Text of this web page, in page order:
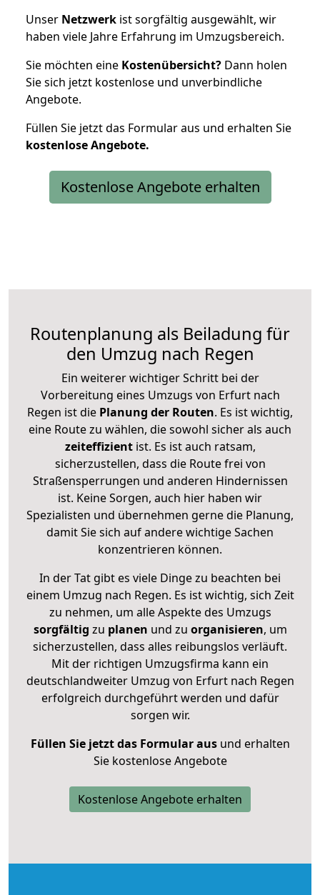
Unser Netzwerk ist sorgfältig ausgewählt, wir
haben viele Jahre Erfahrung im Umzugsbereich.
Sie möchten eine Kostenübersicht? Dann holen
Sie sich jetzt kostenlose und unverbindliche
Angebote.
Füllen Sie jetzt das Formular aus und erhalten Sie
kostenloseAngebote.
Kostenlose Angebote erhalten
Routenplanung als Beiladung für
den Umzug nach Regen
Ein weiterer wichtiger Schritt bei der
Vorbereitung eines Umzugs von Erfurt nach
Regen ist die Planung der Routen. Es ist wichtig,
eine Route zu wählen, die sowohl sicher als auch
zeiteffizientist. Es ist auch ratsam,
sicherzustellen, dass die Route frei von
Straßensperrungen und anderen Hindernissen
ist. Keine Sorgen, auch hier haben wir
Spezialisten und übernehmen gerne die Planung,
damit Sie sich auf andere wichtige Sachen
konzentrieren können.
In der Tat gibt es viele Dinge zu beachten bei
einem Umzug nach Regen. Es ist wichtig, sich Zeit
zu nehmen, um alle Aspekte des Umzugs
sorgfältig zu planen und zu organisieren, um
sicherzustellen, dass alles reibungslos verläuft.
Mit der richtigen Umzugsfirma kann ein
deutschlandweiter Umzug von Erfurt nach Regen
erfolgreich durchgeführt werden und dafür
sorgen wir.
Füllen Sie jetzt das Formular ausund erhalten
Sie kostenlose Angebote
Kostenlose Angebote erhalten